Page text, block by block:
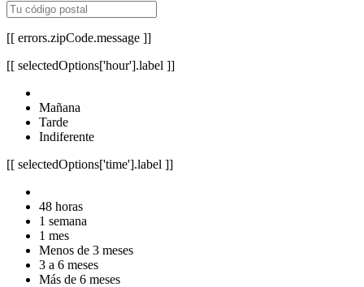
[[ errors.zipCode.message ]]
[[ selectedOptions['hour'].label ]]
Mañana
Tarde
Indiferente
[[ selectedOptions['time'].label ]]
48 horas
1 semana
1 mes
Menos de 3 meses
3 a 6 meses
Más de 6 meses